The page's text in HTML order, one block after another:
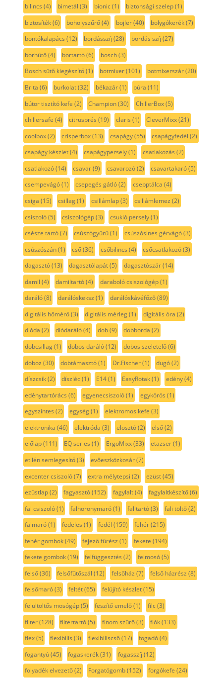
bilincs (4) bimetál (3) bionic(1) biztonsági szelep(1)
biztosíték(6) boholyszűrő(4) bojler(40) bolygókerék(7)
bontókalapács (12) bordásszíj (28) bordás szíj (27)
borhűtő(4) bortartó(6) bosch(3)
Bosch sütő kiegészítő(1) botmixer(101) botmixerszár(20)
Brita (6) burkolat(32) békazár(1) búra (11)
bútor tisztító kefe (2) Champion(30) ChillerBox(5)
chillersafe (4) citrusprés (19) claris (1) CleverMixx(21)
coolbox(2) crisperbox(13) csapágy(55) csapágyfedél (2)
csapágy készlet(4) csapágypersely(1) csatlakozás (2)
csatlakozó(14) csavar(9) csavarozó(2) csavartakaró(5)
csempevágó(1) csepegés gátló(2) csepptálca (4)
csiga (15) csillag(1) csillámlap(3) csillámlemez (2)
csiszoló(5) csiszológép(3) csukló persely(1)
csésze tartó(7) csúszógyűrű(1) csúszósines gérvágó(3)
csúszószán(1) cső(36) csőbilincs (4) csőcsatlakozó(3)
dagasztó(13) dagasztólapát(5) dagasztószár(14)
damil (4) damiltartó(4) daraboló csiszológép(1)
daráló(8) darálóskeksz (1) darálóskávéfőző(89)
digitális hőmérő(3) digitális mérleg(1) digitális óra (2)
dióda (2) diódaráló(4) dob(9) dobborda (2)
dobcsillag(1) dobos daráló(12) dobos szeletelő(6)
doboz (30) dobtámasztó(1) Dr.Fischer(1) dugó(2)
díszcsík(2) díszléc(1) E14(1) EasyRotak(1) edény(4)
edénytartórács (6) egyenecsiszoló(1) egykörös (1)
egyszintes (2) egység(1) elektromos kefe (3)
elektronika (46) elektróda (3) elosztó(2) első(2)
előlap(111) EQ series (1) ErgoMixx(33) etazser(1)
etilén semlegesítő(3) evőeszközkosár(7)
excenter csiszoló(7) extra mélytepsi (2) ezüst(45)
ezüstlap(2) fagyasztó(152) fagylalt(4) fagylaltkészítő(6)
fal csiszoló(1) falhoronymaró(1) falitartó(3) fali töltő(2)
falmaró(1) fedeles (1) fedél (159) fehér(215)
fehér gombok(49) fejező fűrész (1) fekete (194)
fekete gombok(19) felfüggesztés (2) felmosó(5)
felső(36) felsőfűtőszál (12) felsőház (7) felső házrész (8)
felsőmaró(3) feltét(65) felújító készlet(15)
felültöltős mosógép(5) feszítő emelő(1) filc(3)
filter(128) filtertartó(5) finom szűrő(3) fiók(133)
flex(5) flexibilis (3) flexibiliscső(17) fogadó(4)
fogantyú(45) fogaskerék(31) fogasszíj (12)
folyadék elvezető(2) Forgatógomb(152) forgókefe (24)